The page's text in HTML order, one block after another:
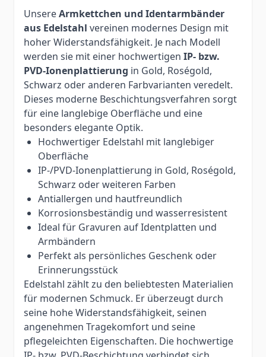
UnsereArmkettchen und Identarmbänder
aus Edelstahl vereinen modernes Design mit
hoher Widerstandsfähigkeit. Je nach Modell
werden sie mit einer hochwertigen IP- bzw.
PVD-Ionenplattierung in Gold, Roségold,
Schwarz oder anderen Farbvarianten veredelt.
Dieses moderne Beschichtungsverfahren sorgt
für eine langlebige Oberfläche und eine
besonders elegante Optik.
Hochwertiger Edelstahl mit langlebiger
Oberfläche
IP-/PVD-Ionenplattierung in Gold, Roségold,
Schwarz oder weiteren Farben
Antiallergen und hautfreundlich
Korrosionsbeständig und wasserresistent
Ideal für Gravuren auf Identplatten und
Armbändern
Perfekt als persönliches Geschenk oder
Erinnerungsstück
Edelstahl zählt zu den beliebtesten Materialien
für modernen Schmuck. Er überzeugt durch
seine hohe Widerstandsfähigkeit, seinen
angenehmen Tragekomfort und seine
pflegeleichten Eigenschaften. Die hochwertige